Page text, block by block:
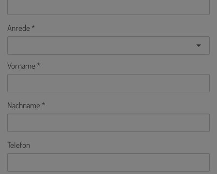
Anrede
Vorname
Nachname
Telefon